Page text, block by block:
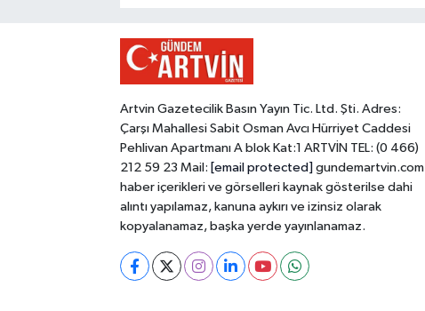
Artvin Gazetecilik Basın Yayın Tic. Ltd. Şti. Adres:
Çarşı Mahallesi Sabit Osman Avcı Hürriyet Caddesi
Pehlivan Apartmanı A blok Kat:1 ARTVİN TEL: (0 466)
212 59 23 Mail: [email protected] gundemartvin.com
haber içerikleri ve görselleri kaynak gösterilse dahi
alıntı yapılamaz, kanuna aykırı ve izinsiz olarak
kopyalanamaz, başka yerde yayınlanamaz.